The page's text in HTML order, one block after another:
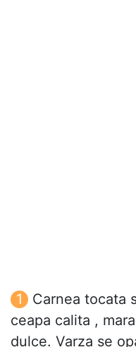
Carnea tocata
ceapa calita ,
dulce. Varza se